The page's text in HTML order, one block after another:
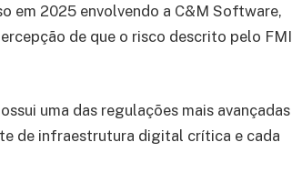
em 2025 envolvendo a C&M Software,
de que o risco descrito pelo FMI
uma das regulações mais avançadas
de infraestrutura digital crítica e cada